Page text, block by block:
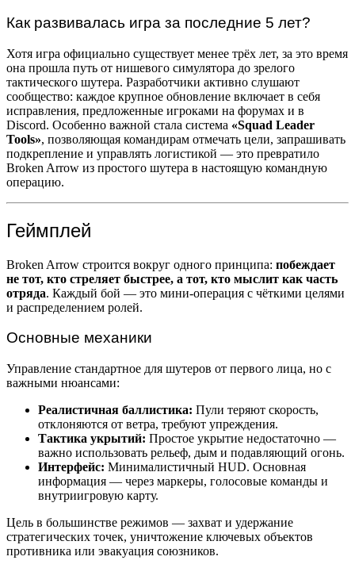
Как развивалась игра за последние 5 лет?
Хотя игра официально существует менее трёх лет, за это время
она прошла путь от нишевого симулятора до зрелого
тактического шутера. Разработчики активно слушают
сообщество: каждое крупное обновление включает в себя
исправления, предложенные игроками на форумах и в
Discord. Особенно важной стала система «Squad Leader
Tools», позволяющая командирам отмечать цели, запрашивать
подкрепление и управлять логистикой — это превратило
Broken Arrow из простого шутера в настоящую командную
операцию.
Геймплей
Broken Arrow строится вокруг одного принципа: побеждает
не тот, кто стреляет быстрее, а тот, кто мыслит как часть
отряда. Каждый бой — это мини-операция с чёткими целями
и распределением ролей.
Основные механики
Управление стандартное для шутеров от первого лица, но с
важными нюансами:
Реалистичная баллистика: Пули теряют скорость,
отклоняются от ветра, требуют упреждения.
Тактика укрытий: Простое укрытие недостаточно —
важно использовать рельеф, дым и подавляющий огонь.
Интерфейс: Минималистичный HUD. Основная
информация — через маркеры, голосовые команды и
внутриигровую карту.
Цель в большинстве режимов — захват и удержание
стратегических точек, уничтожение ключевых объектов
противника или эвакуация союзников.